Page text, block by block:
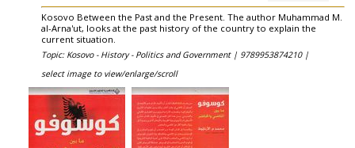
Kosovo Between the Past and the Present. The author Muhammad M.
al-Arna'ut, looks at the past history of the country to explain the
current situation.
Topic: Kosovo - History - Politics and Government | 9789953874210 |
select image to view/enlarge/scroll